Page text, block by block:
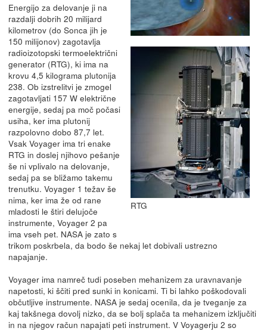
RTG
Energijo za delovanje ji na
razdalji dobrih 20 milijard
kilometrov (do Sonca jih je
150 milijonov) zagotavlja
radioizotopski termoelektrični
generator (RTG), ki ima na
krovu 4,5 kilograma plutonija
238. Ob izstrelitvi je zmogel
zagotavljati 157 W električne
energije, sedaj pa moč počasi
usiha, ker ima plutonij
razpolovno dobo 87,7 let.
Vsak Voyager ima tri enake
RTG in doslej njihovo pešanje
še ni vplivalo na delovanje,
sedaj pa se bližamo takemu
trenutku. Voyager 1 težav še
nima, ker ima že od rane
mladosti le štiri delujoče
instrumente, Voyager 2 pa
ima vseh pet. NASA je zato s
trikom poskrbela, da bodo še nekaj let dobivali ustrezno
napajanje.
Voyager ima namreč tudi poseben mehanizem za uravnavanje
napetosti, ki ščiti pred sunki in konicami. Ti bi lahko poškodovali
občutljive instrumente. NASA je sedaj ocenila, da je tveganje za
kaj takšnega dovolj nizko, da se bolj splača ta mehanizem izključiti
in na njegov račun napajati peti instrument. V Voyagerju 2 so